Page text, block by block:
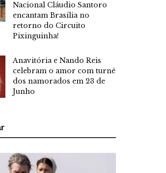
Nacional Cláudio Santoro
encantam Brasília no
retorno do Circuito
Pixinguinha!
Anavitória e Nando Reis
celebram o amor com turnê
dos namorados em 23 de
Junho